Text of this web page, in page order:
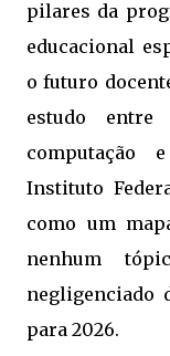
pilares da
educacional
o futuro
estudo entre
computação
Instituto
como um
nenhum
negligenciado
para 2026.